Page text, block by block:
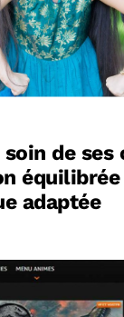
de ses
adaptée